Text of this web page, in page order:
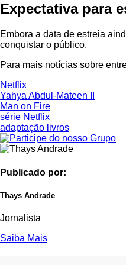
Expectativa para
Embora a data de estreia
conquistar o público.
Para mais notícias sobre
Netflix
Yahya Abdul-Mateen II
Man on Fire
série Netflix
adaptação livros
Publicado por:
Thays Andrade
Jornalista
Saiba Mais